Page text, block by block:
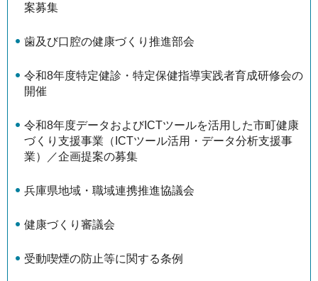
案募集
歯及び口腔の健康づくり推進部会
令和8年度特定健診・特定保健指導実践者育成研修会の
開催
令和8年度データおよびICTツールを活用した市町健康
づくり支援事業（ICTツール活用・データ分析支援事
業）／企画提案の募集
兵庫県地域・職域連携推進協議会
健康づくり審議会
受動喫煙の防止等に関する条例